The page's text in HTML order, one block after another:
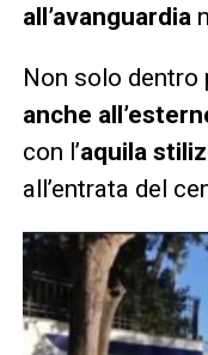
all’avanguardia
Non solo dentro
anche
con l’aquila
all’entrata del